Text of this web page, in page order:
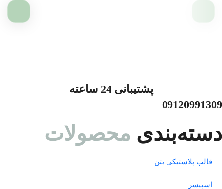
رابط میان بولت
800
پشتیبانی 24 ساعته
09120991309
دسته‌بندی محصولات
قالب پلاستیکی بتن
اسپیسر